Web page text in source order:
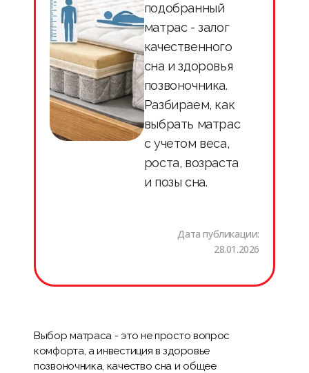
подобранный
матрас - залог
качественного
сна и здоровья
позвоночника.
Разбираем, как
выбрать матрас
с учетом веса,
роста, возраста
и позы сна.
Дата публикации:
28.01.2026
Выбор матраса - это не просто вопрос
комфорта, а инвестиция в здоровье
позвоночника, качество сна и общее